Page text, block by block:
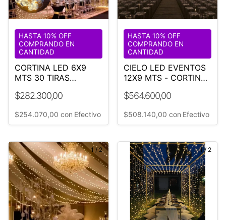
CORTINA LED 6X9
MTS 30 TIRAS
$282.300,00
HASTA 10% OFF
COMPRANDO EN
CANTIDAD
$254.070,00 con Efectivo
CIELO LED EVENTOS
12X9 MTS - CORTINA
$564.600,00
HASTA 10% OFF
COMPRANDO EN
CANTIDAD
$508.140,00 con Efectivo
1 /2 1/ 2